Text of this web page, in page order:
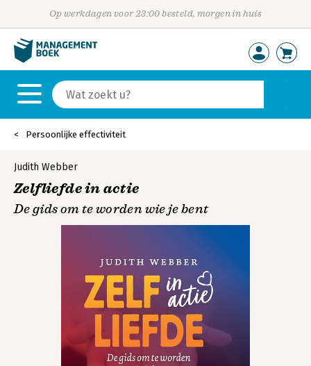
Op werkdagen voor 23:00 besteld, morgen in huis
Persoonlijke effectiviteit
Judith Webber
Zelfliefde in actie
De gids om te worden wie je bent